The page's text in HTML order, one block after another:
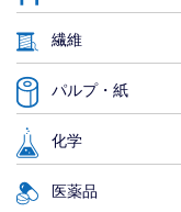
繊維
パルプ・紙
化学
医薬品